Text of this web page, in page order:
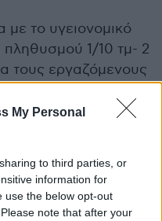
My Personal
to third parties, or
information for
use the below opt-out
note that after your
το υγειονομικό
πληθυσμού 1/10 τμ- 2
τους εργαζόμενους
με τους
Αισθητικής
με το υγειονομικό